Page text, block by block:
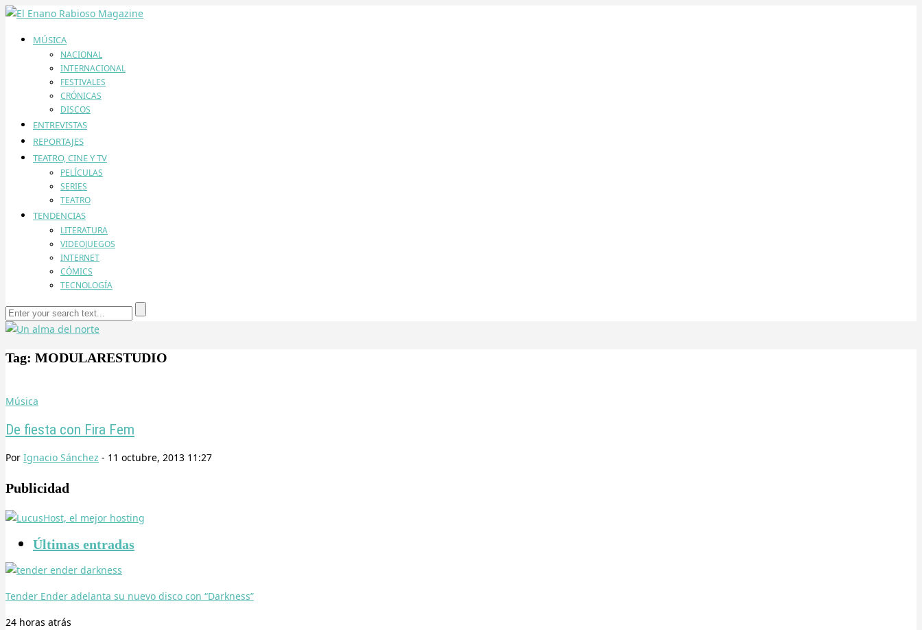
MÚSICA
NACIONAL
INTERNACIONAL
FESTIVALES
CRÓNICAS
DISCOS
ENTREVISTAS
REPORTAJES
TEATRO, CINE Y TV
PELÍCULAS
SERIES
TEATRO
TENDENCIAS
LITERATURA
VIDEOJUEGOS
INTERNET
CÓMICS
TECNOLOGÍA
Tag: MODULARESTUDIO
Música
De fiesta con Fira Fem
Por Ignacio Sánchez - 11 octubre, 2013 11:27
Publicidad
Últimas entradas
Tender Ender adelanta su nuevo disco con “Darkness”
24 horas atrás